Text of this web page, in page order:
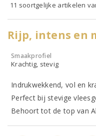
11 soortgelijke artikelen
Rijp, intens en
Smaakprofiel
Krachtig, stevig
Indrukwekkend, vol en
Perfect bij stevige
Behoort tot de top van